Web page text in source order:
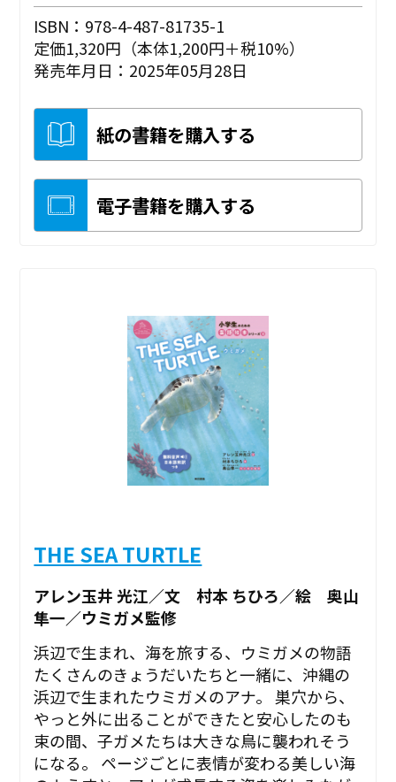
ISBN：978-4-487-81735-1
定価1,320円（本体1,200円＋税10%）
発売年月日：2025年05月28日
紙の書籍を購入する
電子書籍を購入する
THE SEA TURTLE
アレン玉井 光江／文 村本 ちひろ／絵 奥山
隼一／ウミガメ監修
浜辺で生まれ、海を旅する、ウミガメの物語
たくさんのきょうだいたちと一緒に、沖縄の
浜辺で生まれたウミガメのアナ。 巣穴から、
やっと外に出ることができたと安心したのも
束の間、子ガメたちは大きな鳥に襲われそう
になる――。 ページごとに表情が変わる美しい海